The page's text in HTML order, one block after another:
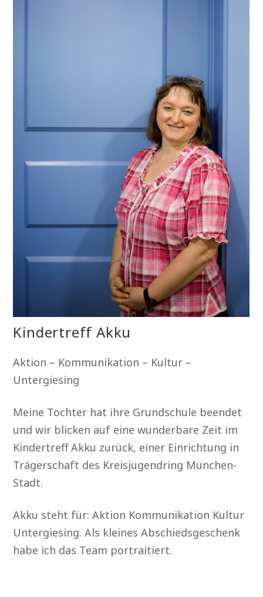
Kindertreff Akku
Aktion – Kommunikation – Kultur –
Untergiesing
Meine Tochter hat ihre Grundschule beendet
und wir blicken auf eine wunderbare Zeit im
Kindertreff Akku zurück, einer Einrichtung in
Trägerschaft des Kreisjugendring München-
Stadt.
Akku steht für: Aktion Kommunikation Kultur
Untergiesing. Als kleines Abschiedsgeschenk
habe ich das Team portraitiert.